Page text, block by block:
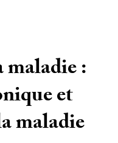
maladie :
et
maladie